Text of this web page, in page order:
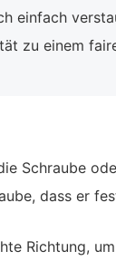
einfach
zu einem
Schraube
dass er
Richtung,